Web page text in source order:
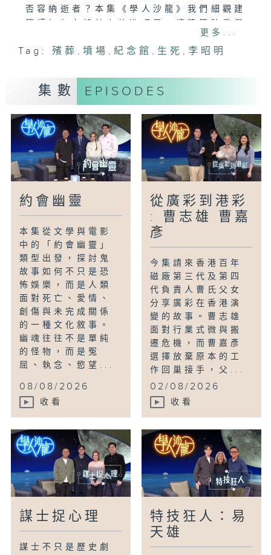
否容納逝者？本集《學人沙龍》我們細觀建
潘浩倫(建築師)
董正綱(建築師)
李昭明(建築師)
#李昭明#殯葬#墳場#火葬場#紀念館#生死
更多...
Tag: 殯葬 ,墳場 ,紀念館 , 生死 , 李昭明
集數 EPISODES
約會幽靈
本集從文學與電影
中的「約會幽靈」
類型出發，探討鬼
故事如何不只是恐
怖娛樂，而是人類
面對死亡、愛情、
創傷與未完成關係
的一種文化敘事。
幽魂往往不是單純
的怪物，而是冤
屈、執念、慾望...
08/08/2026
收看
從廣彩到港彩
: 曹志雄 曹嘉
彥
今集請來香港百年
磁廠第三代及第四
代負責人曹氏父女
分享廣彩在香港演
變的故事。曹志雄
面對行業式微與搬
遷危機，而曹嘉彥
選擇放棄原本的工
作回巢接手，父...
02/08/2026
收看
謀士捉心理
謀士不只是歷史劇
特技狂人：易
天雄